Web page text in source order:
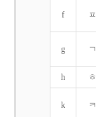
f ㅍ
g ㄱ
h ㅎ
k ㅋ